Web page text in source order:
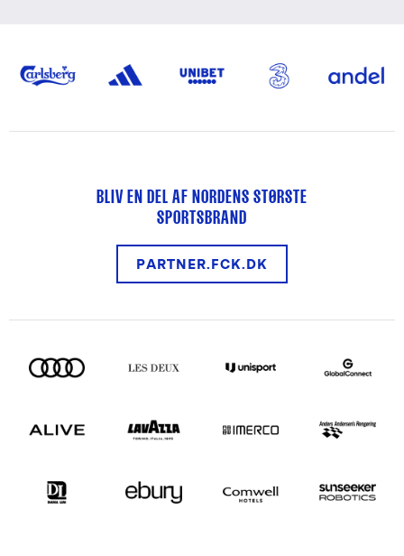
BLIV EN DEL AF NORDENS STØRSTE
SPORTSBRAND
PARTNER.FCK.DK